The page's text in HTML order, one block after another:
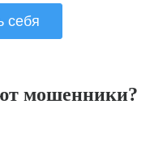
себя
мошенники?